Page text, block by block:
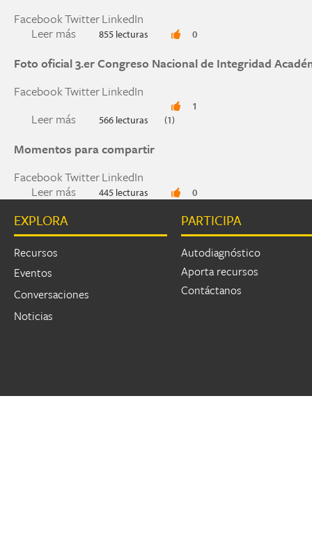
FacebookTwitterLinkedIn
Leer más sobre 3. er Congreso Nacional de Integridad
855 lecturas 0
Foto oficial 3.er Congreso Nacional de Integridad
FacebookTwitterLinkedIn
Leer más sobre Foto oficial 3.er Congreso Nacional de
566 lecturas
1
(1)
Momentos para compartir
FacebookTwitterLinkedIn
Leer más sobre Momentos para compartir
445 lecturas 0
Páginas
EXPLORA
Recursos
Eventos
Conversaciones
Noticias
PARTICIPA
Autodiagnóstico
Aporta recursos
Contáctanos